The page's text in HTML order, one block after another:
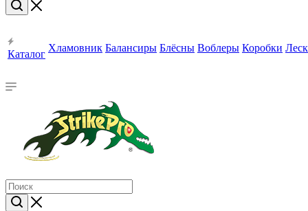
Каталог
Хламовник Балансиры Блёсны Воблеры Коробки